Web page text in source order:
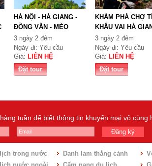
HÀ NỘI - HÀ GIANG -
ĐỒNG VĂN - MÈO
VẠC...
3 ngày 2 đêm
Ngày đi: Yêu cầu
Giá: LIÊN HỆ
Đặt tour
KHÁM PHÁ CHỢ
KHÂU VAI HÀ
3 ngày 2 đêm
Ngày đi: Yêu cầu
Giá: LIÊN HỆ
Đặt tour
tuần để biết thông tin khuyến mại vô cùng
Đăng ký
trong nước
Danh lam thắng cảnh